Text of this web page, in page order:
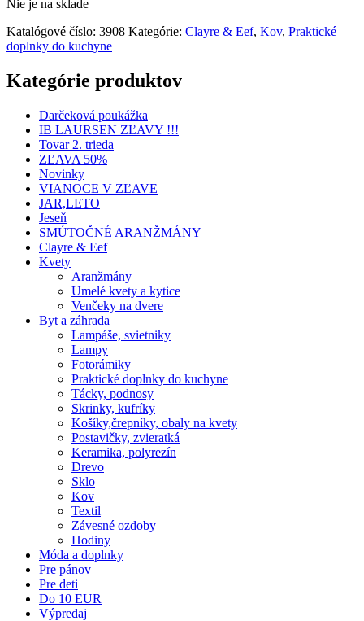
Nie je na sklade
Katalógové číslo: 3908 Kategórie: Clayre & Eef, Kov, Praktické
doplnky do kuchyne
Kategórie produktov
Darčeková poukážka
IB LAURSEN ZĽAVY !!!
Tovar 2. trieda
ZĽAVA 50%
Novinky
VIANOCE V ZĽAVE
JAR,LETO
Jeseň
SMÚTOČNÉ ARANŽMÁNY
Clayre & Eef
Kvety
Aranžmány
Umelé kvety a kytice
Venčeky na dvere
Byt a záhrada
Lampáše, svietniky
Lampy
Fotorámiky
Praktické doplnky do kuchyne
Tácky, podnosy
Skrinky, kufríky
Košíky,črepníky, obaly na kvety
Postavičky, zvieratká
Keramika, polyrezín
Drevo
Sklo
Kov
Textil
Závesné ozdoby
Hodiny
Móda a doplnky
Pre pánov
Pre deti
Do 10 EUR
Výpredaj